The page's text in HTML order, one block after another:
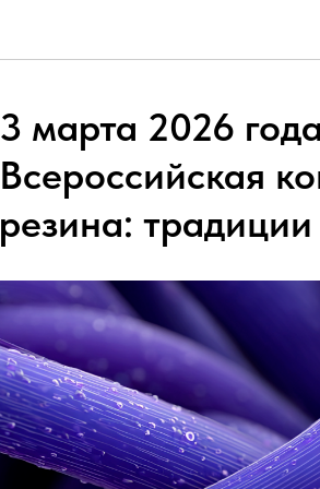
3 марта 2026
Всероссийская
резина: